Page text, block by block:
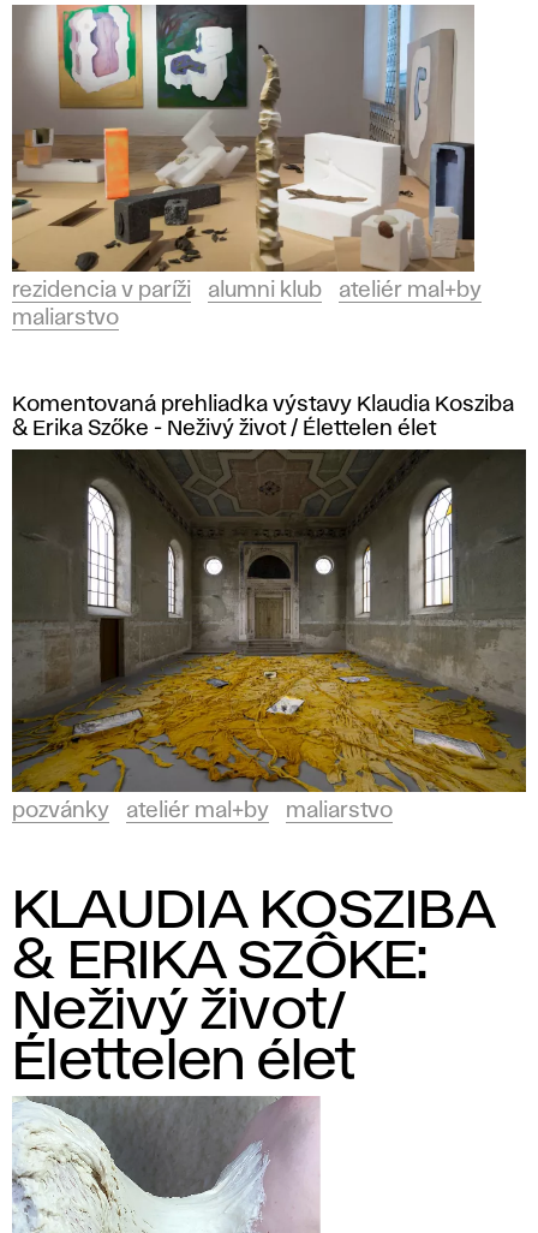
é
r
m
a
l
+
b
y
rezidencia v paríži alumni klub
ateliér mal+by
maliarstvo
Komentovaná prehliadka výstavy Klaudia Kosziba
& Erika Szőke - Neživý život / Élettelen élet
pozvánky ateliér mal+by maliarstvo
KLAUDIA KOSZIBA
& ERIKA SZÔKE:
Neživý život/
Élettelen élet